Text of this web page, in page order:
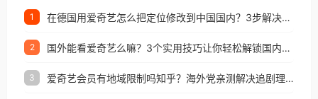
1 在德国用爱奇艺怎么把定位修改到中国国内？3步解决+2个实用场景分享
2 国外能看爱奇艺么嘛？3个实用技巧让你轻松解锁国内影视（附越南华数TV定位修改+网易云海外收费解析）
3 爱奇艺会员有地域限制吗知乎？海外党亲测解决追剧理财双难题的加速器攻略